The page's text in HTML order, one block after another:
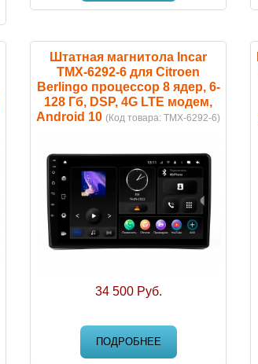
Штатная магнитола Incar
TMX-6292-6 для Citroen
Berlingo процессор 8 ядер, 6-
128 Гб, DSP, 4G LTE модем,
Android 10 (Код товара: TMX-6292-6)
34 500 Руб.
ПОДРОБНЕЕ